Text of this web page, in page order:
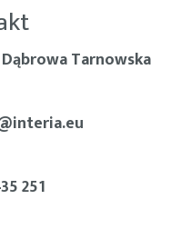
Tarnowska
251